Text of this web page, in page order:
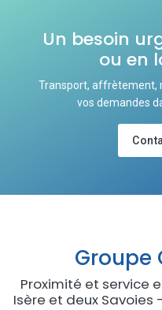
Un besoin
ou en
Transport, affrètement,
vos demandes
Groupe
Proximité et service
Isère et deux Savoies